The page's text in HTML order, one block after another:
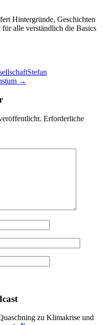
Hintergründe, Geschichten
alle verständlich die Basics
Stefan
→
Erforderliche
zu Klimakrise und